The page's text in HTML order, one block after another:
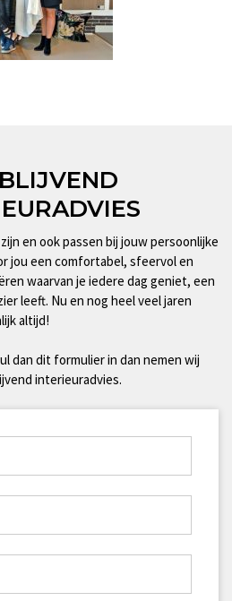
en ook passen bij jouw persoonlijke
jou een comfortabel, sfeervol en
waarvan je iedere dag geniet, een
leeft. Nu en nog heel veel jaren
altijd!
dan dit formulier in dan nemen wij
interieuradvies.